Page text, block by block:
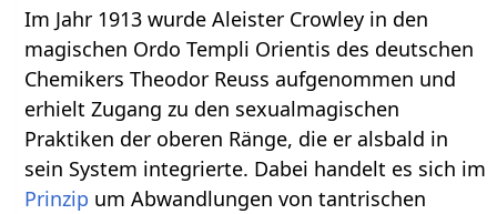
Im Jahr 1913 wurde Aleister Crowley in den
magischen Ordo Templi Orientis des deutschen
Chemikers Theodor Reuss aufgenommen und
erhielt Zugang zu den sexualmagischen
Praktiken der oberen Ränge, die er alsbald in
sein System integrierte. Dabei handelt es sich im
Prinzip um Abwandlungen von tantrischen